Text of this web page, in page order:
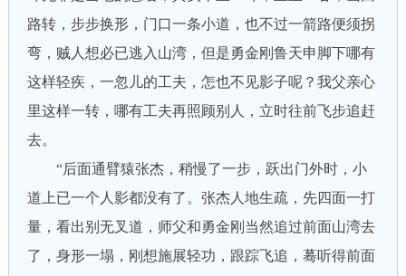
路转，步步换形，门口一条小道，也不过一箭路便须拐
弯，贼人想必已逃入山湾，但是勇金刚鲁天申脚下哪有
这样轻疾，一忽儿的工夫，怎也不见影子呢？我父亲心
里这样一转，哪有工夫再照顾别人，立时往前飞步追赶
去。
“后面通臂猿张杰，稍慢了一步，跃出门外时，小
道上已一个人影都没有了。张杰人地生疏，先四面一打
量，看出别无叉道，师父和勇金刚当然追过前面山湾去
了，身形一塌，刚想施展轻功，跟踪飞追，蓦听得前面